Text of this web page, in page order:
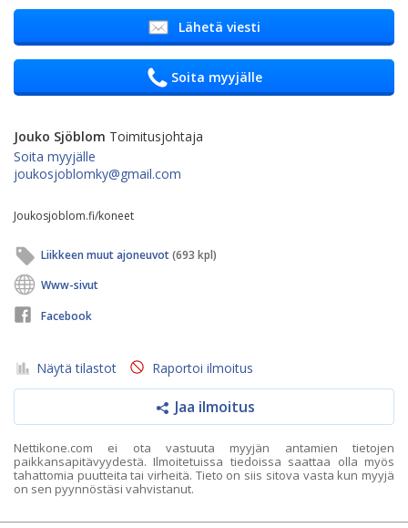
Lähetä viesti
Soita myyjälle
Jouko Sjöblom Toimitusjohtaja
Soita myyjälle
joukosjoblomky@gmail.com
Joukosjoblom.fi/koneet
Liikkeen muut ajoneuvot(693 kpl)
Www-sivut
Facebook
Näytä tilastot Raportoi ilmoitus
Jaa ilmoitus
Nettikone.com ei ota vastuuta myyjän antamien tietojen
paikkansapitävyydestä. Ilmoitetuissa tiedoissa saattaa olla myös
tahattomia puutteita tai virheitä. Tieto on siis sitova vasta kun myyjä
on sen pyynnöstäsi vahvistanut.